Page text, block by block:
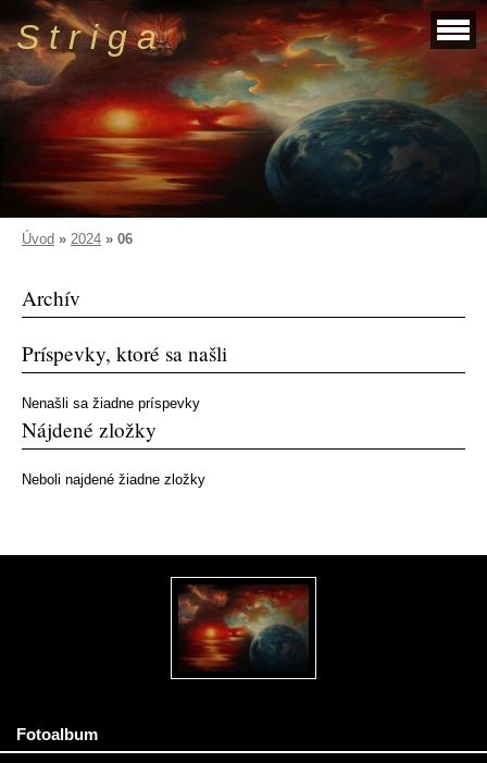
S t r i g a
Úvod » 2024 » 06
Archív
Príspevky, ktoré sa našli
Nenašli sa žiadne príspevky
Nájdené zložky
Neboli najdené žiadne zložky
Fotoalbum